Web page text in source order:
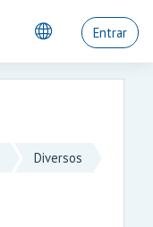
Entrar
Diversos